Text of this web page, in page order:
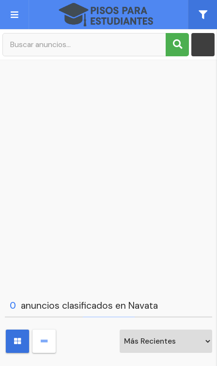
Publica tu Anuncio
0 anuncios clasificados en Navata